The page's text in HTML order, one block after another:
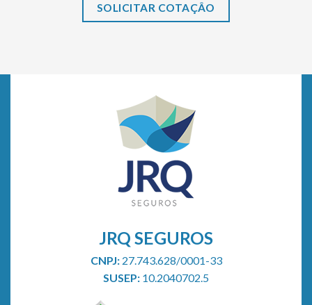
SOLICITAR COTAÇÂO
JRQ SEGUROS
CNPJ:27.743.628/0001-33
SUSEP: 10.2040702.5